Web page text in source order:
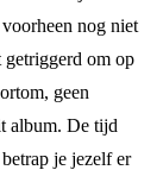
nog niet
om op
geen
album. De tijd
je jezelf er